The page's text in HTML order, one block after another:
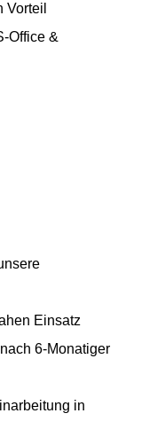
Vorteil
Office &
Einsatz
6-Monatiger
in